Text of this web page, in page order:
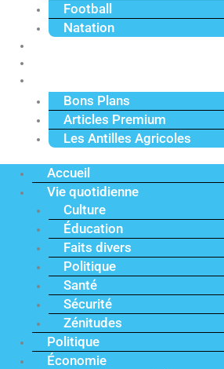
Football
Natation
Bons Plans
Articles Premium
Les Antilles Agricoles
Accueil
Vie quotidienne
Culture
Éducation
Faits divers
Politique
Santé
Sécurité
Zénitudes
Politique
Économie